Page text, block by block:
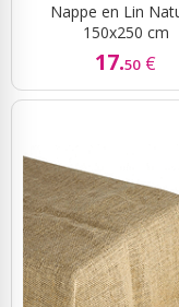
Fleurs,
Rubans Tulle
Scrapbooking,
Nappe en Lin
150x250 cm
17.50 €